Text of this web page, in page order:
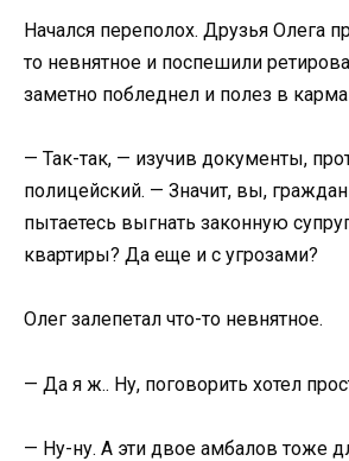
Начался переполох. Друзья Олега
то невнятное и поспешили
заметно побледнел и полез в
— Так-так, — изучив документы,
полицейский. — Значит, вы,
пытаетесь выгнать законную
квартиры? Да еще и с угрозами?
Олег залепетал что-то невнятное.
— Да я ж.. Ну, поговорить хотел
— Ну-ну. А эти двое амбалов тоже